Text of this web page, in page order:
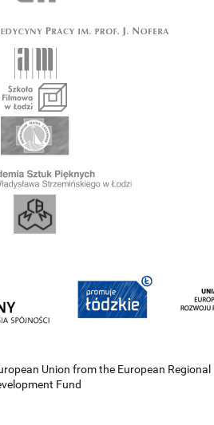
Union from the European Regional
Fund